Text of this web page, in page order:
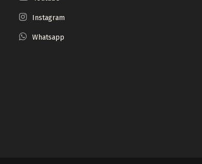
Instagram
Whatsapp